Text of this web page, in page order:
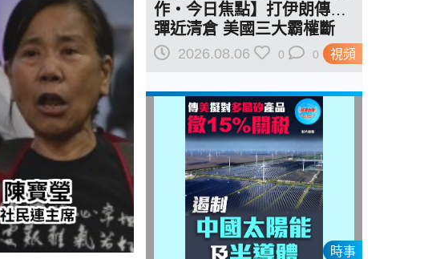
視頻
作‧今日焦點】打伊朗傳導
彈近清倉 美國三大霸權斷
二？軍事崩 經濟損
2026.08.06 0 0
時事